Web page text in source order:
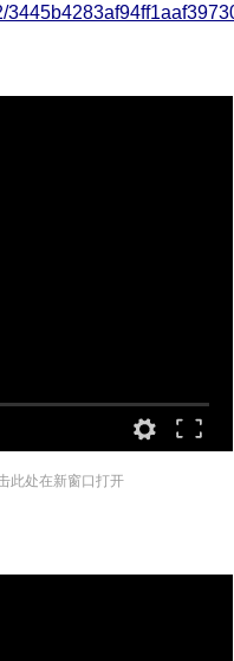
此处在新窗口打开